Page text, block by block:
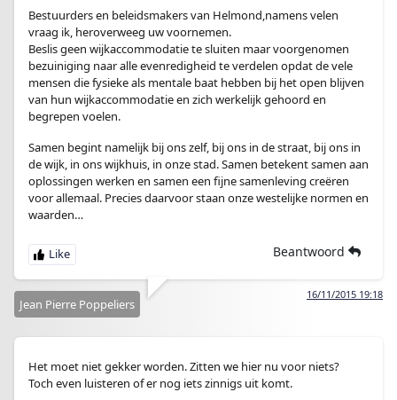
Bestuurders en beleidsmakers van Helmond,namens velen
vraag ik, heroverweeg uw voornemen.
Beslis geen wijkaccommodatie te sluiten maar voorgenomen
bezuiniging naar alle evenredigheid te verdelen opdat de vele
mensen die fysieke als mentale baat hebben bij het open blijven
van hun wijkaccommodatie en zich werkelijk gehoord en
begrepen voelen.
Samen begint namelijk bij ons zelf, bij ons in de straat, bij ons in
de wijk, in ons wijkhuis, in onze stad. Samen betekent samen aan
oplossingen werken en samen een fijne samenleving creëren
voor allemaal. Precies daarvoor staan onze westelijke normen en
waarden…
Beantwoord
16/11/2015 19:18
Jean Pierre Poppeliers
Het moet niet gekker worden. Zitten we hier nu voor niets?
Toch even luisteren of er nog iets zinnigs uit komt.